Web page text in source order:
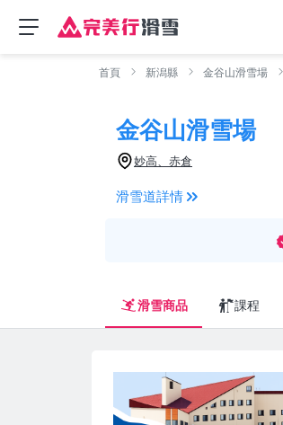
首頁 新潟縣 金谷山滑雪場
金谷山滑雪場
妙高、赤倉
滑雪道詳情
滑雪商品 課程